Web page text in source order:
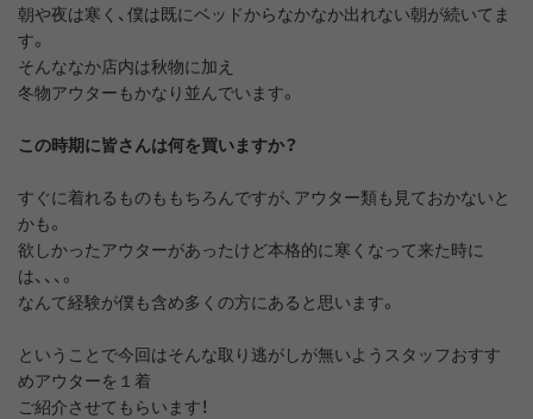
朝や夜は寒く、僕は既にベッドからなかなか出れない朝が続いてま
す。
そんななか店内は秋物に加え
冬物アウターもかなり並んでいます。
この時期に皆さんは何を買いますか？
すぐに着れるものももちろんですが、アウター類も見ておかないと
かも。
欲しかったアウターがあったけど本格的に寒くなって来た時に
は、、、。
なんて経験が僕も含め多くの方にあると思います。
ということで今回はそんな取り逃がしが無いようスタッフおすす
めアウターを１着
ご紹介させてもらいます！